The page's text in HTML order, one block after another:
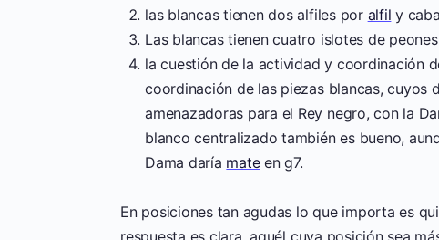
las blancas tienen dos alfiles por alfil y
Las blancas tienen cuatro islotes de
la cuestión de la actividad y coordinación
coordinación de las piezas blancas, cuyos
amenazadoras para el Rey negro, con la
blanco centralizado también es bueno,
Dama daría mateen g7.
En posiciones tan agudas lo que importa es
respuesta es clara, aquél cuya posición sea